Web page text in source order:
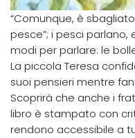
“Comunque, è
pesce”; i pesci
modi per parlare: le
La piccola Teresa
suoi pensieri mentre
Scoprirà che anche i
libro è stampato con
rendono accessibile a